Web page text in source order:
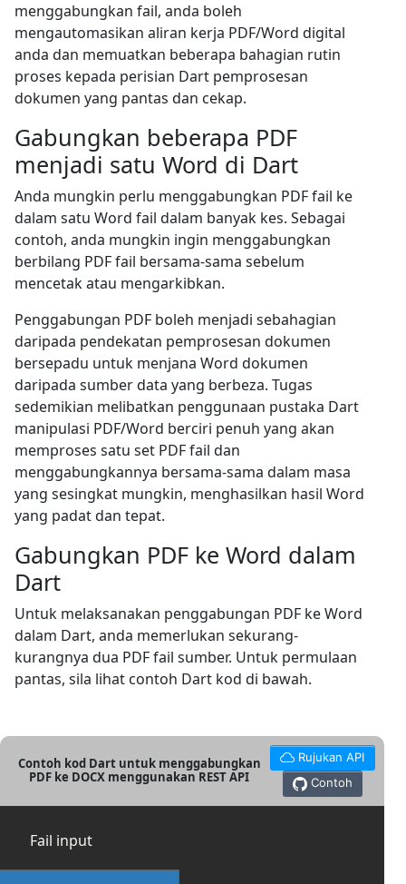
menggabungkan fail, anda boleh
mengautomasikan aliran kerja PDF/Word digital
anda dan memuatkan beberapa bahagian rutin
proses kepada perisian Dart pemprosesan
dokumen yang pantas dan cekap.
Gabungkan beberapa PDF
menjadi satu Word di Dart
Anda mungkin perlu menggabungkan PDF fail ke
dalam satu Word fail dalam banyak kes. Sebagai
contoh, anda mungkin ingin menggabungkan
berbilang PDF fail bersama-sama sebelum
mencetak atau mengarkibkan.
Penggabungan PDF boleh menjadi sebahagian
daripada pendekatan pemprosesan dokumen
bersepadu untuk menjana Word dokumen
daripada sumber data yang berbeza. Tugas
sedemikian melibatkan penggunaan pustaka Dart
manipulasi PDF/Word berciri penuh yang akan
memproses satu set PDF fail dan
menggabungkannya bersama-sama dalam masa
yang sesingkat mungkin, menghasilkan hasil Word
yang padat dan tepat.
Gabungkan PDF ke Word dalam
Dart
Untuk melaksanakan penggabungan PDF ke Word
dalam Dart, anda memerlukan sekurang-
kurangnya dua PDF fail sumber. Untuk permulaan
pantas, sila lihat contoh Dart kod di bawah.
Contoh kod Dart untuk menggabungkan
PDF ke DOCX menggunakan REST API
Rujukan API
Contoh
Fail input